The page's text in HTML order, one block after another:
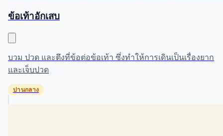
ข้อเท้าอักเสบ
บวม ปวด และตึงที่ข้อต่อข้อเท้า ซึ่งทำให้การเดินเป็นเรื่องยาก
และเจ็บปวด
ปานกลาง